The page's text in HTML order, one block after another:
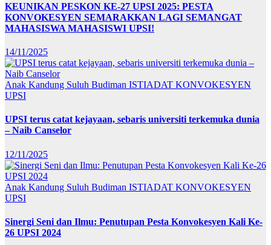
KEUNIKAN PESKON KE-27 UPSI 2025: PESTA
KONVOKESYEN SEMARAKKAN LAGI SEMANGAT
MAHASISWA MAHASISWI UPSI!
14/11/2025
Anak Kandung Suluh Budiman ISTIADAT KONVOKESYEN
UPSI
UPSI terus catat kejayaan, sebaris universiti terkemuka dunia
– Naib Canselor
12/11/2025
Anak Kandung Suluh Budiman ISTIADAT KONVOKESYEN
UPSI
Sinergi Seni dan Ilmu: Penutupan Pesta Konvokesyen Kali Ke-
26 UPSI 2024